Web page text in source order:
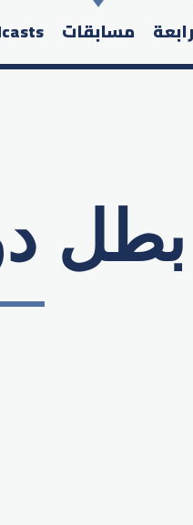
مسابقات
website:بطل